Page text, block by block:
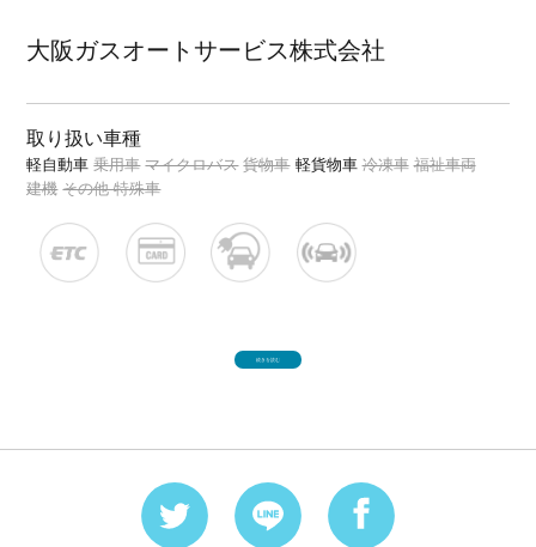
大阪ガスオートサービス株式会社
取り扱い車種
軽自動車 乗用車 マイクロバス 貨物車 軽貨物車 冷凍車 福祉車両
建機 その他 特殊車
続きを読む